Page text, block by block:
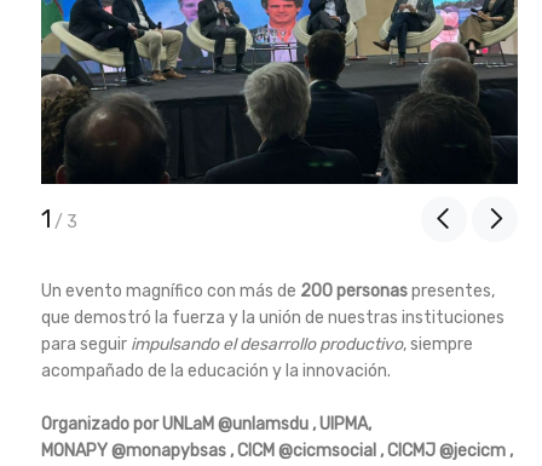
1 / 3
Un evento magnífico con más de 200 personaspresentes,
que demostró la fuerza y la unión de nuestras instituciones
para seguir impulsando el desarrollo productivo, siempre
acompañado de la educación y la innovación.
Organizado por UNLaM @unlamsdu , UIPMA,
MONAPY@monapybsas , CICM @cicmsocial , CICMJ@jecicm ,